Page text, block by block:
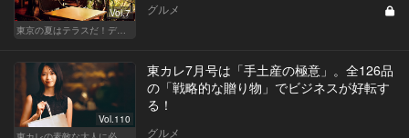
Vol.7
グルメ
Vol.110
東カレ7月号は「手土産の極意」。全126品
の「戦略的な贈り物」でビジネスが好転す
る！
グルメ